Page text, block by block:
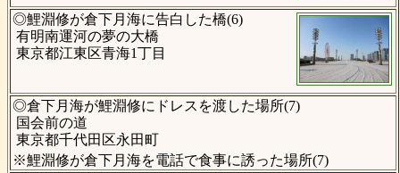
◎鯉淵修が倉下月海に告白した橋(6)
有明南運河の夢の大橋
東京都江東区青海1丁目
◎倉下月海が鯉淵修にドレスを渡した場所(7)
国会前の道
東京都千代田区永田町
※鯉淵修が倉下月海を電話で食事に誘った場所(7)